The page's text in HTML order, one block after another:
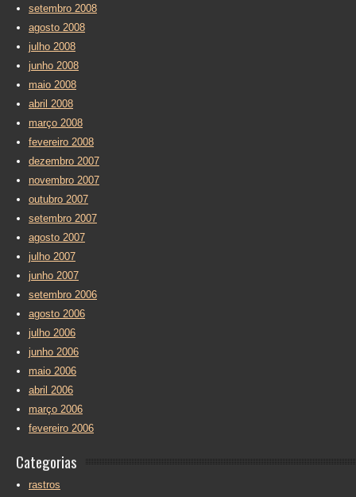
setembro 2008
agosto 2008
julho 2008
junho 2008
maio 2008
abril 2008
março 2008
fevereiro 2008
dezembro 2007
novembro 2007
outubro 2007
setembro 2007
agosto 2007
julho 2007
junho 2007
setembro 2006
agosto 2006
julho 2006
junho 2006
maio 2006
abril 2006
março 2006
fevereiro 2006
Categorias
rastros